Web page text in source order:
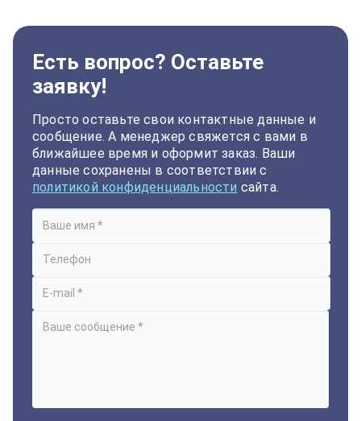
Есть вопрос? Оставьте
заявку!
Просто оставьте свои контактные данные и
сообщение. А менеджер свяжется с вами в
ближайшее время и оформит заказ. Ваши
данные сохранены в соответствии с
политикой конфиденциальности сайта.